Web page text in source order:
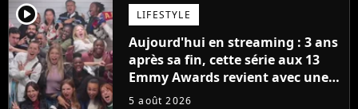
player2 LIFESTYLE
Aujourd'hui en streaming : 3 ans
après sa fin, cette série aux 13
Emmy Awards revient avec une
suite... totalement différente
5 août 2026